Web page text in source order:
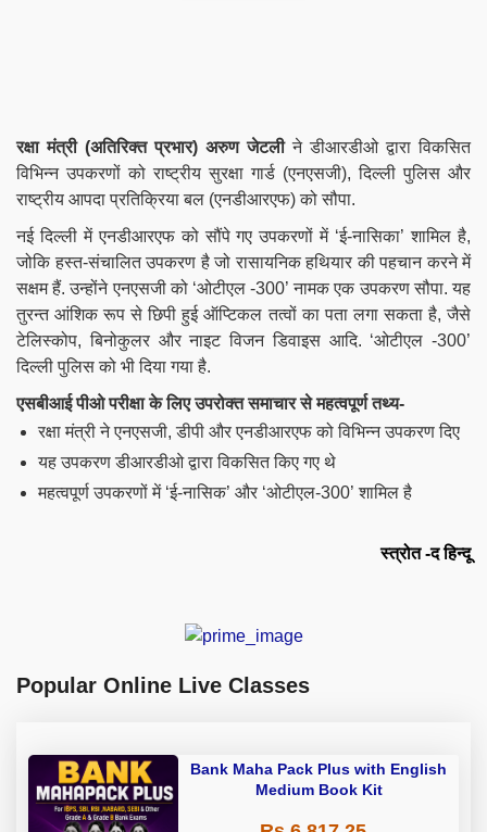
रक्षा मंत्री (अतिरिक्त प्रभार) अरुण जेटलीने डीआरडीओ द्वारा विकसित
विभिन्न उपकरणों को राष्ट्रीय सुरक्षा गार्ड (एनएसजी), दिल्ली पुलिस और
राष्ट्रीय आपदा प्रतिक्रिया बल (एनडीआरएफ) को सौपा.
नई दिल्ली में एनडीआरएफ को सौंपे गए उपकरणों में ‘ई-नासिका’ शामिल है,
जोकि हस्त-संचालित उपकरण है जोरासायनिकहथियार की पहचान करने में
सक्षम हैं. उन्होंने एनएसजी को ‘ओटीएल -300’ नामक एक उपकरण सौपा. यह
तुरन्त आंशिक रूप से छिपी हुई ऑप्टिकल तत्वों का पता लगा सकता है, जैसे
टेलिस्कोप, बिनोकुलर और नाइट विजन डिवाइस आदि. ‘ओटीएल -300’
दिल्ली पुलिस को भी दिया गया है.
एसबीआई पीओ परीक्षा के लिए उपरोक्त समाचार से महत्वपूर्ण तथ्य-
रक्षा मंत्री ने एनएसजी, डीपी और एनडीआरएफ को विभिन्न उपकरण दिए
यह उपकरण डीआरडीओ द्वारा विकसित किए गए थे
महत्वपूर्ण उपकरणों में ‘ई-नासिक’ और ‘ओटीएल-300’ शामिल है
स्त्रोत -द हिन्दू
Popular Online Live Classes
Bank Maha Pack Plus with English
Medium Book Kit